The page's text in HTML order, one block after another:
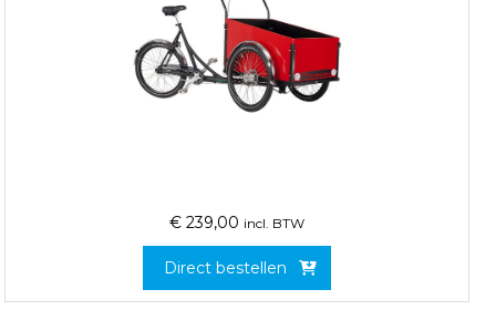
€ 239,00 incl. BTW
Direct bestellen